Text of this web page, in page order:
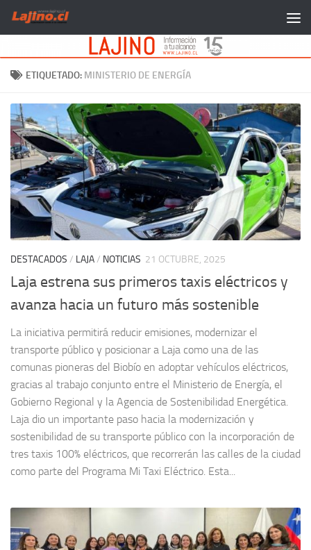
Saltar al contenido
ETIQUETADO: MINISTERIO DE ENERGÍA
DESTACADOS / LAJA/ NOTICIAS 21 OCTUBRE, 2025
Laja estrena sus primeros taxis eléctricos y
avanza hacia un futuro más sostenible
La iniciativa permitirá reducir emisiones, modernizar el
transporte público y posicionar a Laja como una de las
comunas pioneras del Biobío en adoptar vehículos eléctricos,
gracias al trabajo conjunto entre el Ministerio de Energía, el
Gobierno Regional y la Agencia de Sostenibilidad Energética.
Laja dio un importante paso hacia la modernización y
sostenibilidad de su transporte público con la incorporación de
tres taxis 100% eléctricos, que recorrerán las calles de la ciudad
como parte del Programa Mi Taxi Eléctrico. Esta...